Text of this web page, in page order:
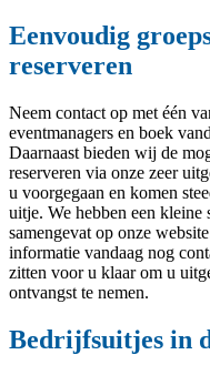
Eenvoudig
reserveren
Neem contact op met één
eventmanagers en boek
Daarnaast bieden wij de
reserveren via onze zeer
u voorgegaan en komen
uitje. We hebben een kleine
samengevat op onze
informatie vandaag nog
zitten voor u klaar om u
ontvangst te nemen.
Bedrijfsuitjes in